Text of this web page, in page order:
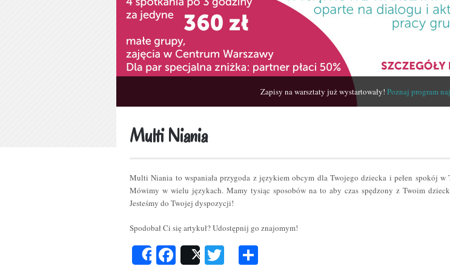
Zapisy na warsztaty już wystartowały! Poznaj program
Multi Niania
Multi Niania to wspaniała przygoda z językiem obcym dla Twojego dziecka i pełen spokój
Mówimy w wielu językach. Mamy tysiąc sposobów na to aby czas spędzony z Twoim
Jesteśmy do Twojej dyspozycji!
Spodobał Ci się artykuł? Udostępnij go znajomym!
ShareFacebook
Post Twitter